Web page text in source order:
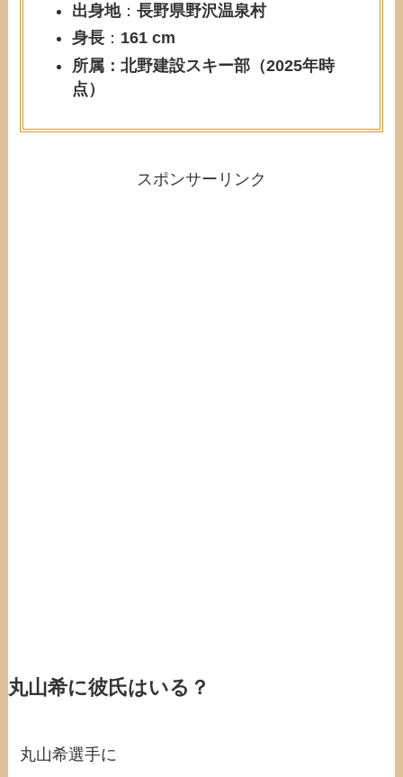
出身地：長野県野沢温泉村
身長 ： 161 cm
所属：北野建設スキー部 （2025年時
点）
スポンサーリンク
丸山希に彼氏はいる？
丸山希選手に